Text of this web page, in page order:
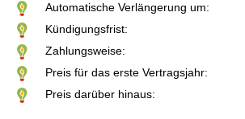
Automatische Verlängerung um:
Kündigungsfrist:
Zahlungsweise:
Preis für das erste Vertragsjahr:
Preis darüber hinaus: